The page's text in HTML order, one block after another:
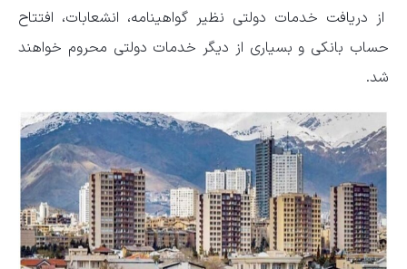
از دریافت خدمات دولتی نظیر گواهینامه، انشعابات، افتتاح
حساب بانکی و بسیاری از دیگر خدمات دولتی محروم خواهند
شد.